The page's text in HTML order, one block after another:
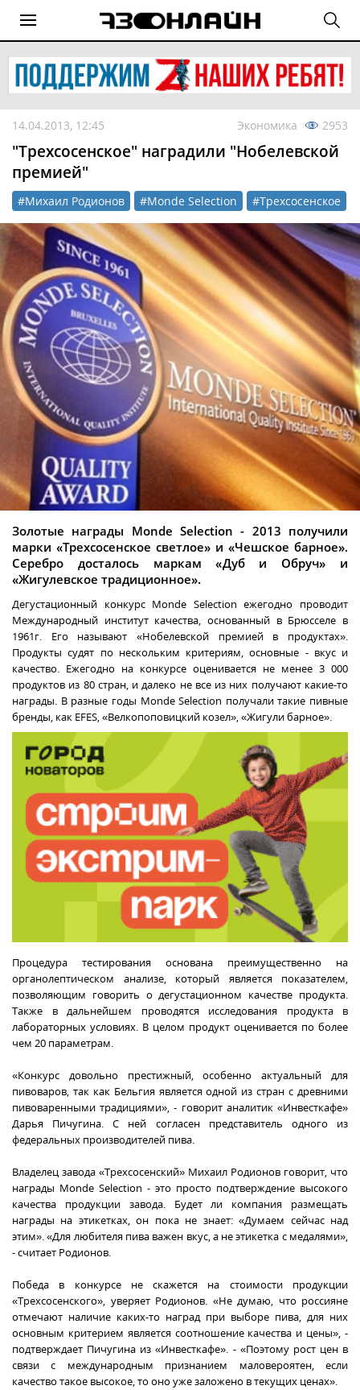
14.04.2013, 12:45 Экономика 2953
"Трехсосенское" наградили "Нобелевской
премией"
#Михаил Родионов #Monde Selection #Трехсосенское
Золотые награды Monde Selection - 2013 получили
марки «Трехсосенское светлое» и «Чешское барное».
Серебро досталось маркам «Дуб и Обруч» и
«Жигулевское традиционное».
Дегустационный конкурс Monde Selection ежегодно проводит
Международный институт качества, основанный в Брюсселе в
1961г. Его называют «Нобелевской премией в продуктах».
Продукты судят по нескольким критериям, основные - вкус и
качество. Ежегодно на конкурсе оценивается не менее 3 000
продуктов из 80 стран, и далеко не все из них получают какие-то
награды. В разные годы Monde Selection получали такие пивные
бренды, как EFES, «Велкопоповицкий козел», «Жигули барное».
Процедура тестирования основана преимущественно на
органолептическом анализе, который является показателем,
позволяющим говорить о дегустационном качестве продукта.
Также в дальнейшем проводятся исследования продукта в
лабораторных условиях. В целом продукт оценивается по более
чем 20 параметрам.
«Конкурс довольно престижный, особенно актуальный для
пивоваров, так как Бельгия является одной из стран с древними
пивоваренными традициями», - говорит аналитик «Инвесткафе»
Дарья Пичугина. С ней согласен представитель одного из
федеральных производителей пива.
Владелец завода «Трехсосенский» Михаил Родионов говорит, что
награды Monde Selection - это просто подтверждение высокого
качества продукции завода. Будет ли компания размещать
награды на этикетках, он пока не знает: «Думаем сейчас над
этим». «Для любителя пива важен вкус, а не этикетка с медалями»,
- считает Родионов.
Победа в конкурсе не скажется на стоимости продукции
«Трехсосенского», уверяет Родионов. «Не думаю, что россияне
отмечают наличие каких-то наград при выборе пива, для них
основным критерием является соотношение качества и цены», -
подтверждает Пичугина из «Инвесткафе». - «Поэтому рост цен в
связи с международным признанием маловероятен, если
качество такое высокое, то оно уже заложено в текущих ценах».